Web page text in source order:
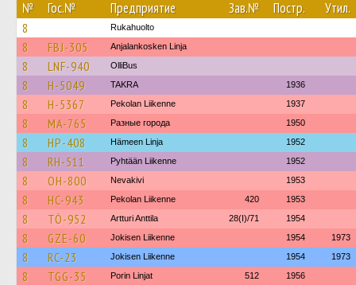
№ Гос.№ Предприятие Зав.№ Постр. Утил.
8 Rukahuolto
8 FBJ-305 Anjalankosken Linja
8 LNF-940 OlliBus
8 H-5049 TAKRA 1936
8 H-5367 Pekolan Liikenne 1937
8 MA-765 Разные города 1950
8 HP-408 Hämeen Linja 1952
8 RH-511 Pyhtään Liikenne 1952
8 OH-800 Nevakivi 1953
8 HC-943 Pekolan Liikenne 420 1953
8 TÖ-952 Artturi Anttila 28(I)/71 1954
8 GZE-60 Jokisen Liikenne 1954 1973
8 RC-23 Jokisen Liikenne 1954 1973
8 TGG-35 Porin Linjat 512 1956